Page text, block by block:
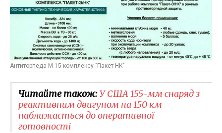
Антиторпеда М-15 комплексу "Пакет-НК"
Читайте також:У США 155-мм снаряд з
реактивним двигуном на 150 км
наближається до оперативної
готовності